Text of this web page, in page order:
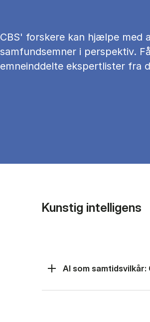
CBS' forskere kan hjælpe med
samfundsemner i perspektiv.
emneinddelte ekspertlister fra
Kunstig intelligens
AI som